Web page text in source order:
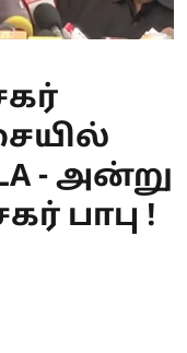
- அன்று
பாபு !